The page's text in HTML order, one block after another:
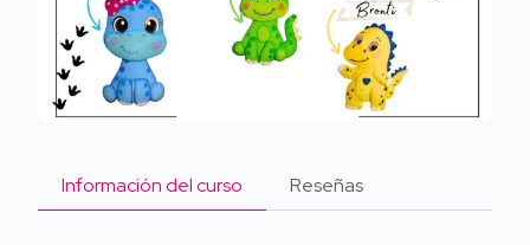
Información del curso Reseñas